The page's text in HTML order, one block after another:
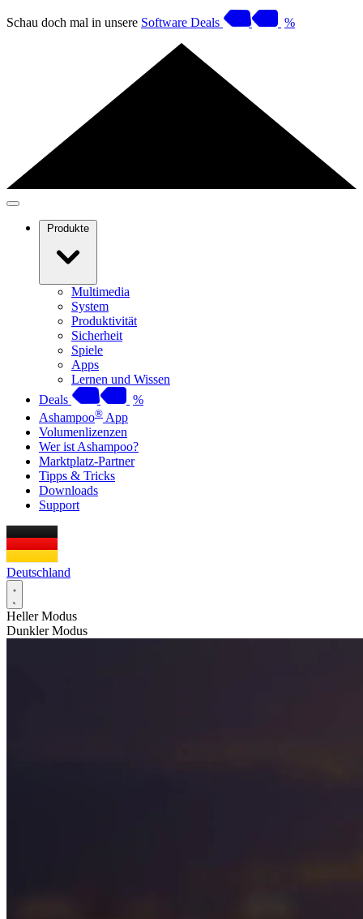
Schau doch mal in unsere Software Deals %
Produkte
Multimedia
System
Produktivität
Sicherheit
Spiele
Apps
Lernen und Wissen
Deals
%
Ashampoo® App
Volumenlizenzen
Wer ist Ashampoo?
Marktplatz-Partner
Tipps & Tricks
Downloads
Support
Deutschland
Heller Modus
Dunkler Modus